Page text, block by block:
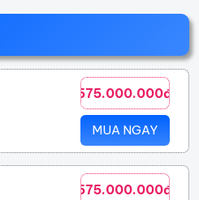
575.000.000đ
MUA NGAY
575.000.000đ